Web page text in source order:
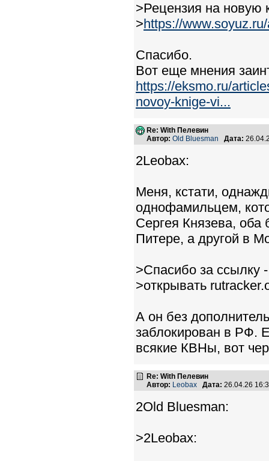
>Рецензия на новую
>https://
Спасибо.
Вот еще мнения
https://eksmo.ru/
novoy-knige-vi...
Re: With Пелевин
Автор: Old Bluesman Дата:
2Leobax:
Меня, кстати,
однофамильцем,
Сергея Князева,
Питере, а другой в
>Спасибо за ссылку
>открывать
А он без
заблокирован в РФ.
всякие КВНы, вот
Re: With Пелевин
Автор: Leobax Дата: 26.04.26
2Old Bluesman:
>2Leobax: